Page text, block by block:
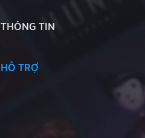
THÔNG TIN
HỖ TRỢ